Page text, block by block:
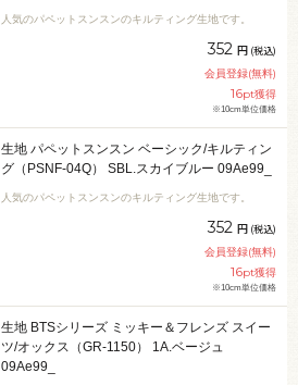
人気のパペットスンスンのキルティング生地です。
352 円 (税込)
会員登録(無料)
16pt獲得
※10cm単位価格
生地 パペットスンスン ベーシック/キルティン
グ（PSNF-04Q） SBL.スカイブルー 09Ae99_
人気のパペットスンスンのキルティング生地です。
352 円 (税込)
会員登録(無料)
16pt獲得
※10cm単位価格
生地 BTSシリーズ ミッキー＆フレンズ スイー
ツ/オックス（GR-1150） 1A.ベージュ
09Ae99_